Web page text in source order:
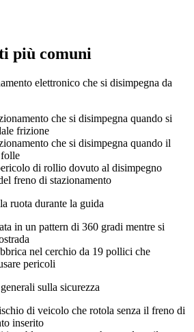
più comuni
elettronico che si disimpegna da
che si disimpegna quando si
frizione
che si disimpegna quando il
di rollio dovuto al disimpegno
freno di stazionamento
ruota durante la guida
in un pattern di 360 gradi mentre si
nel cerchio da 19 pollici che
pericoli
sulla sicurezza
di veicolo che rotola senza il freno di
inserito